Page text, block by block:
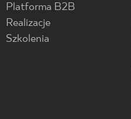
Platforma B2B
Realizacje
Szkolenia